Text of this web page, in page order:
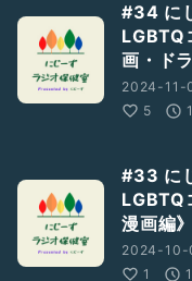
#34 に
画・ド
2024-11-
5
#33 に
LGBTQ
漫画編》
2024-10-
1